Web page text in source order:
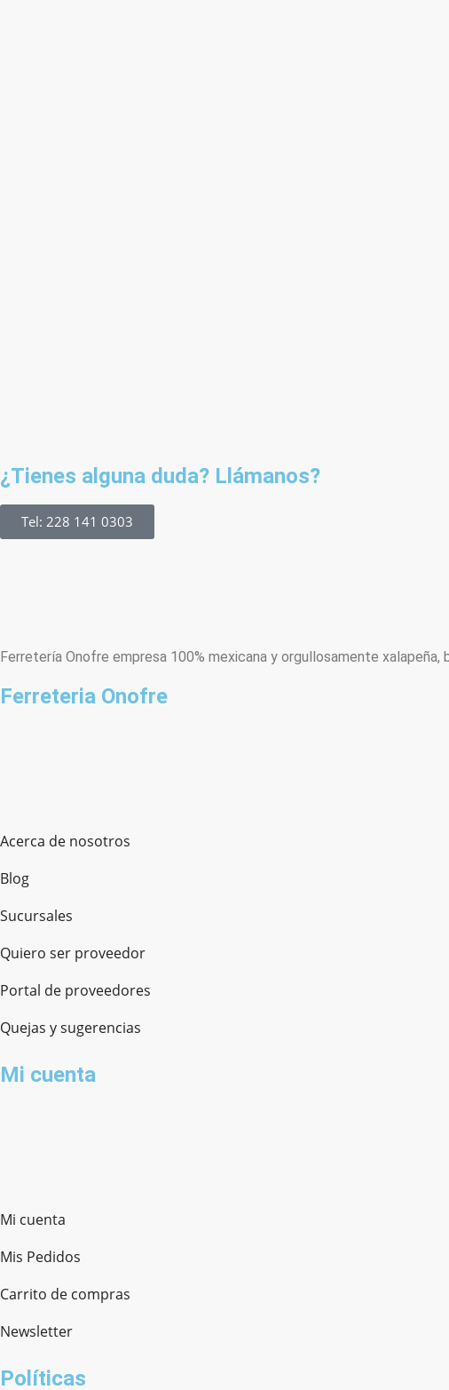
¿Tienes alguna duda? Llámanos?
Tel: 228 141 0303
Ferretería Onofre empresa 100% mexicana y orgullosamente
Ferreteria Onofre
Acerca de nosotros
Blog
Sucursales
Quiero ser proveedor
Portal de proveedores
Quejas y sugerencias
Mi cuenta
Mi cuenta
Mis Pedidos
Carrito de compras
Newsletter
Políticas